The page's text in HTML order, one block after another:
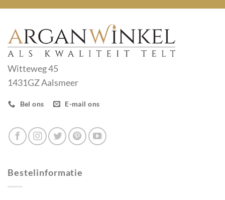
Witteweg 45
1431GZ Aalsmeer
Bel ons E-mail ons
Bestelinformatie